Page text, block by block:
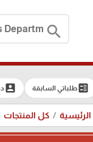
search
ballotطلباتي السابقة account_box
الرئيسية كل المنتجات